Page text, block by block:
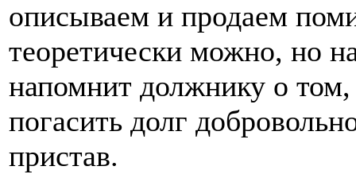
описываем и продаем
теоретически можно, но
напомнит должнику о
погасить долг
пристав.